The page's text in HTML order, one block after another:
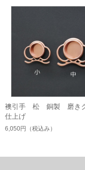
襖引手 松 銅製 磨き
仕上げ
6,050円 （税込み）